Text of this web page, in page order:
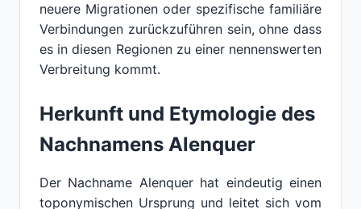
neuere Migrationen oder spezifische familiäre
Verbindungen zurückzuführen sein, ohne dass
es in diesen Regionen zu einer nennenswerten
Verbreitung kommt.
Herkunft und Etymologie des
Nachnamens Alenquer
Der Nachname Alenquer hat eindeutig einen
toponymischen Ursprung und leitet sich vom